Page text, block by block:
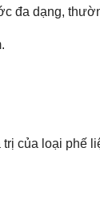
đa dạng,
của loại phế